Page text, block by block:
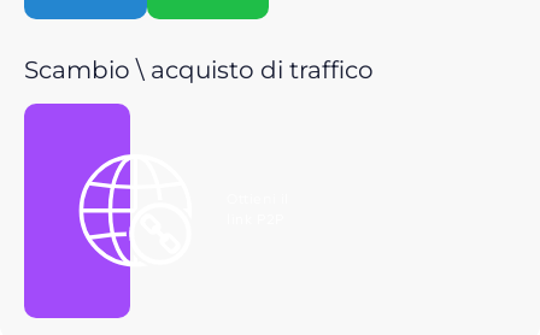
Scambio \ acquisto di traffico